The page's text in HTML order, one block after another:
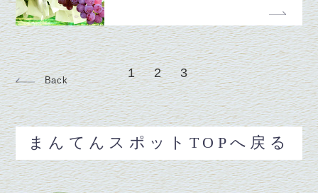
Back
1 2 3
まんてんスポットTOPへ戻る